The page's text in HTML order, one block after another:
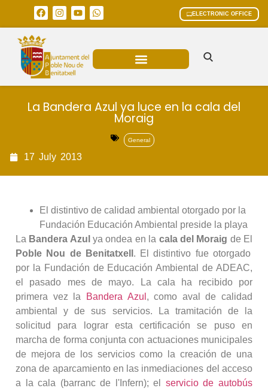
ELECTRONIC OFFICE
La Bandera Azul ya luce en la cala del
Moraig
General
17 July 2013
El distintivo de calidad ambiental otorgado por la
Fundación Educación Ambiental preside la playa
La Bandera Azul ya ondea en la cala del Moraig de El
Poble Nou de Benitatxell . El distintivo fue otorgado
por la Fundación de Educación Ambiental de ADEAC,
el pasado mes de mayo. La cala ha recibido por
primera vez la
Bandera Azul , como aval de calidad
ambiental y de sus servicios. La tramitación de la
solicitud para lograr esta certificación se puso en
marcha de forma conjunta con actuaciones municipales
de mejora de los servicios como la creación de una
zona de aparcamiento en las inmediaciones del acceso
a la cala (barranc de l'Infern); el servicio de autobús